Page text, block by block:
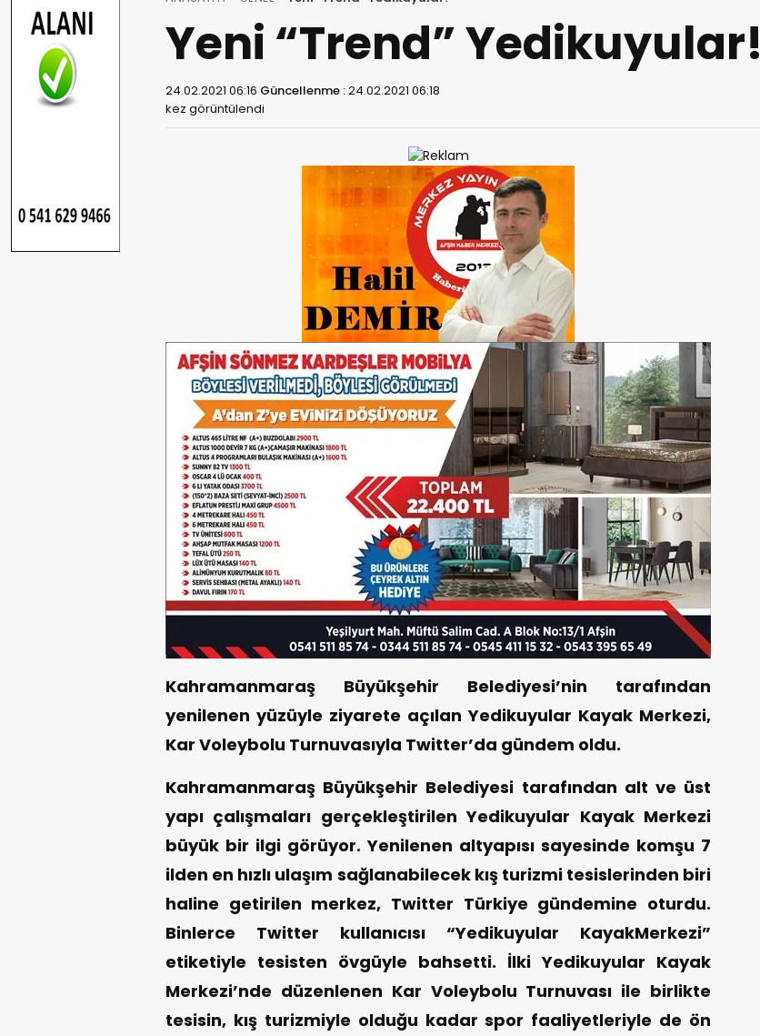
Yeni “Trend” Yedikuyular!
24.02.2021 06:16 Güncellenme :24.02.2021 06:18
kez görüntülendi
Kahramanmaraş Büyükşehir Belediyesi’nin tarafından
yenilenen yüzüyle ziyarete açılan Yedikuyular Kayak Merkezi,
Kar Voleybolu Turnuvasıyla Twitter’da gündem oldu.
Kahramanmaraş Büyükşehir Belediyesi tarafından alt ve üst
yapı çalışmaları gerçekleştirilen Yedikuyular Kayak Merkezi
büyük bir ilgi görüyor. Yenilenen altyapısı sayesinde komşu 7
ilden en hızlı ulaşım sağlanabilecek kış turizmi tesislerinden biri
haline getirilen merkez, Twitter Türkiye gündemine oturdu.
Binlerce Twitter kullanıcısı “Yedikuyular KayakMerkezi”
etiketiyle tesisten övgüyle bahsetti. İlki Yedikuyular Kayak
Merkezi’nde düzenlenen Kar Voleybolu Turnuvası ile birlikte
tesisin, kış turizmiyle olduğu kadar spor faaliyetleriyle de ön